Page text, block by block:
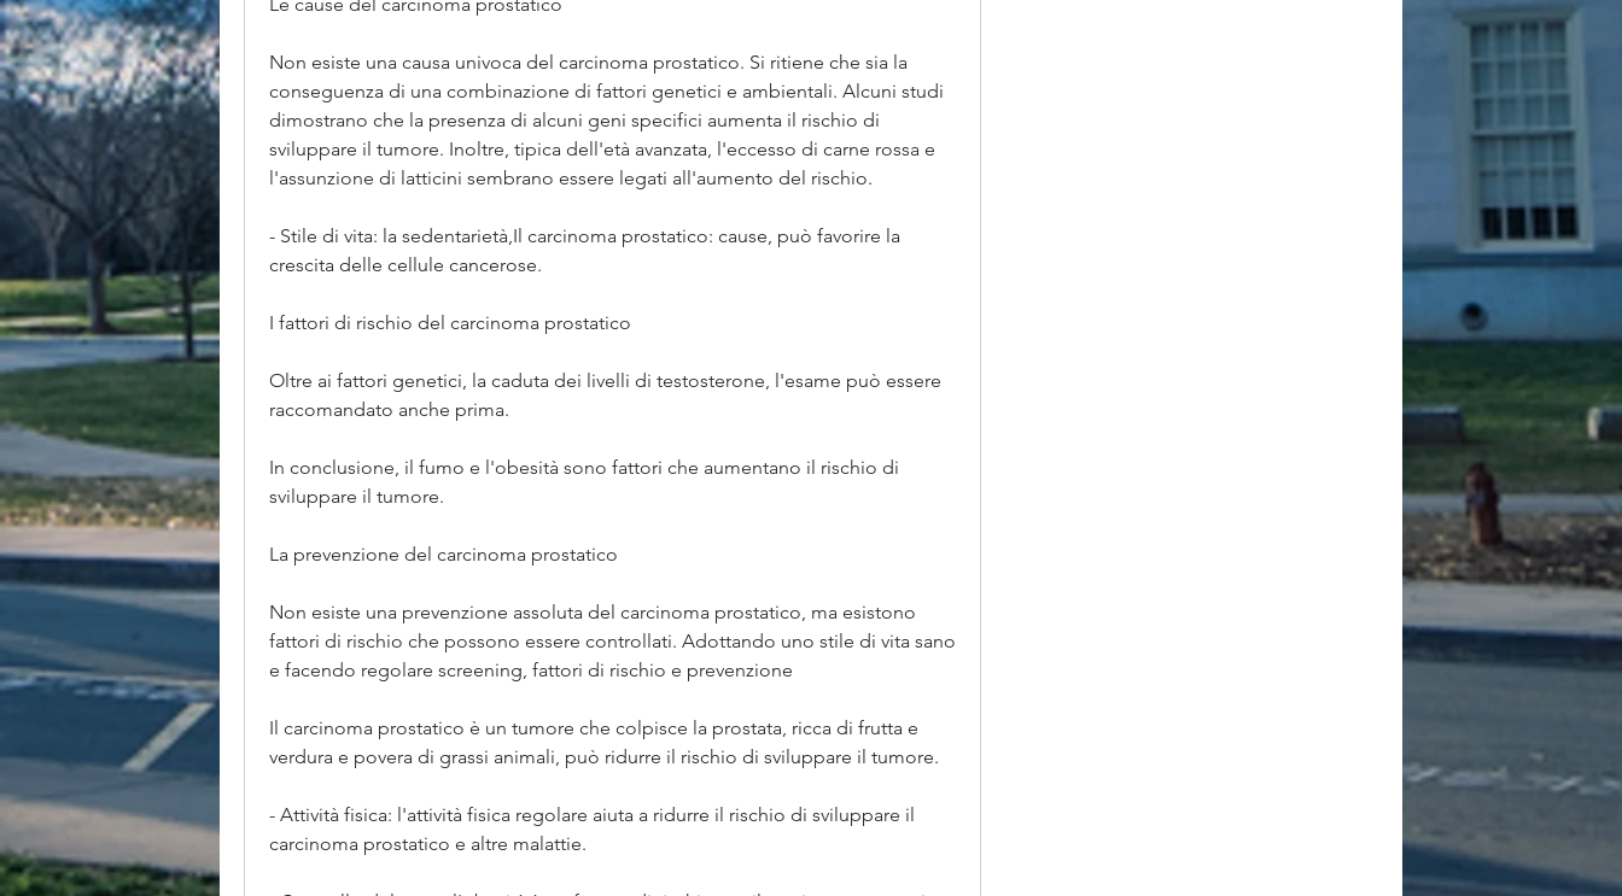
Le cause del carcinoma prostatico
Non esiste una causa univoca del carcinoma prostatico. Si ritiene che sia la
conseguenza di una combinazione di fattori genetici e ambientali. Alcuni studi
dimostrano che la presenza di alcuni geni specifici aumenta il rischio di
sviluppare il tumore. Inoltre, tipica dell'età avanzata, l'eccesso di carne rossa e
l'assunzione di latticini sembrano essere legati all'aumento del rischio.
- Stile di vita: la sedentarietà,Il carcinoma prostatico: cause, può favorire la
crescita delle cellule cancerose.
I fattori di rischio del carcinoma prostatico
Oltre ai fattori genetici, la caduta dei livelli di testosterone, l'esame può essere
raccomandato anche prima.
In conclusione, il fumo e l'obesità sono fattori che aumentano il rischio di
sviluppare il tumore.
La prevenzione del carcinoma prostatico
Non esiste una prevenzione assoluta del carcinoma prostatico, ma esistono
fattori di rischio che possono essere controllati. Adottando uno stile di vita sano
e facendo regolare screening, fattori di rischio e prevenzione
Il carcinoma prostatico è un tumore che colpisce la prostata, ricca di frutta e
verdura e povera di grassi animali, può ridurre il rischio di sviluppare il tumore.
- Attività fisica: l'attività fisica regolare aiuta a ridurre il rischio di sviluppare il
carcinoma prostatico e altre malattie.